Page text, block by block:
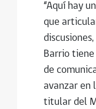
“Aquí hay
que
Barrio
de
avanzar en
titular del